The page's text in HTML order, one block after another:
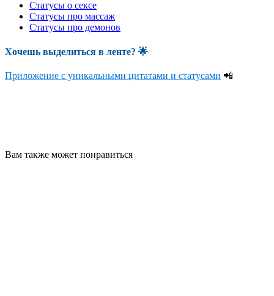
Статусы о сексе
Статусы про массаж
Статусы про демонов
Хочешь выделиться в ленте? 🌟
Приложение с уникальными цитатами и статусами 📲
Вам также может понравиться